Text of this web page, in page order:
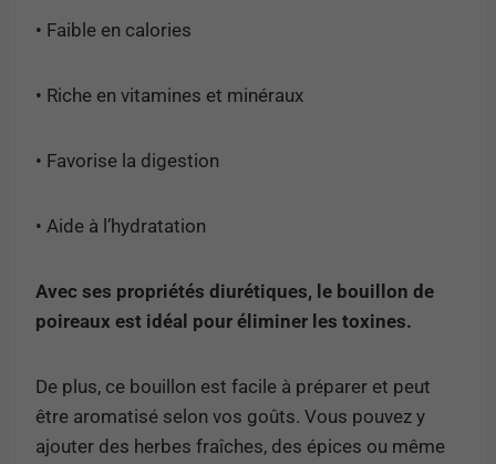
• Faible en calories
• Riche en vitamines et minéraux
• Favorise la digestion
• Aide à l’hydratation
Avec ses propriétés diurétiques, le bouillon de
poireaux est idéal pour éliminer les toxines.
De plus, ce bouillon est facile à préparer et peut
être aromatisé selon vos goûts. Vous pouvez y
ajouter des herbes fraîches, des épices ou même